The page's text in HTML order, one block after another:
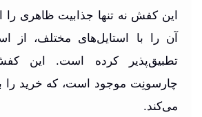
این کفش نه تنها جذابیت ظاهری را
آن را با استایل‌های مختلف، از
تطبیق‌پذیر کرده است. این
چارسونِت موجود است، که خرید را
می‌کند.